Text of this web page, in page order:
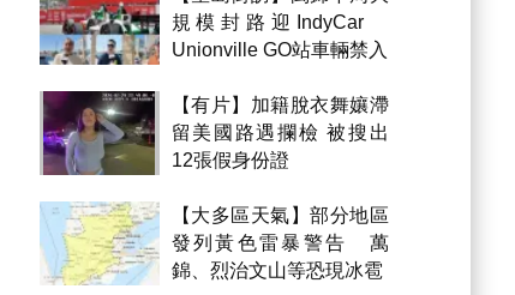
規模封路迎IndyCar
Unionville GO站車輛禁入
【有片】加籍脫衣舞孃滯
留美國路遇攔檢 被搜出
12張假身份證
【大多區天氣】部分地區
發列黃色雷暴警告 萬
錦、烈治文山等恐現冰雹